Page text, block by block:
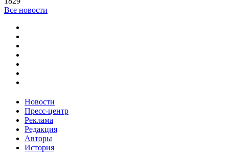
Все новости
Новости
Пресс-центр
Реклама
Редакция
Авторы
История